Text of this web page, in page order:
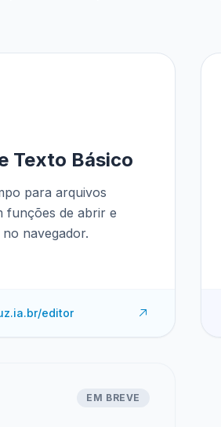
Texto Básico
para arquivos
funções de abrir e
navegador.
editor
EM BREVE